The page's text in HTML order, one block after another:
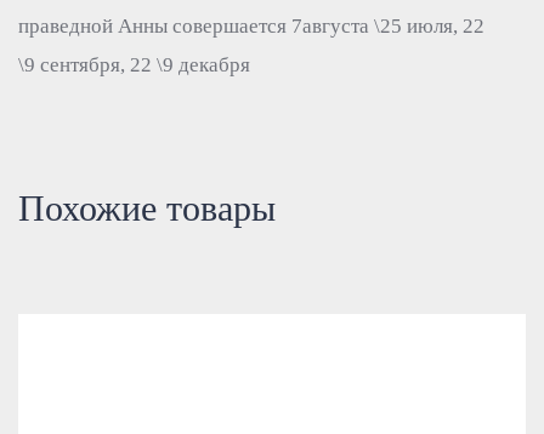
праведной Анны совершается 7августа \25 июля, 22
\9 сентября, 22 \9 декабря
Похожие товары